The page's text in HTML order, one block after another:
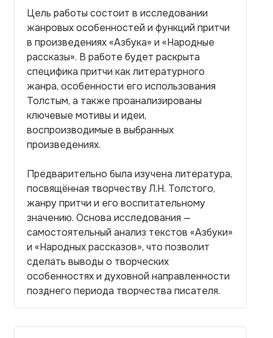
Цель работы состоит в исследовании
жанровых особенностей и функций притчи
в произведениях «Азбука» и «Народные
рассказы». В работе будет раскрыта
специфика притчи как литературного
жанра, особенности его использования
Толстым, а также проанализированы
ключевые мотивы и идеи,
воспроизводимые в выбранных
произведениях.
Предварительно была изучена литература,
посвящённая творчеству Л.Н. Толстого,
жанру притчи и его воспитательному
значению. Основа исследования —
самостоятельный анализ текстов «Азбуки»
и «Народных рассказов», что позволит
сделать выводы о творческих
особенностях и духовной направленности
позднего периода творчества писателя.